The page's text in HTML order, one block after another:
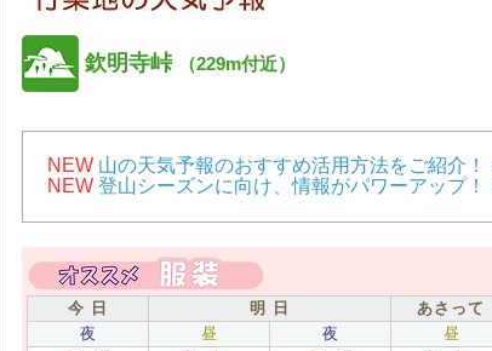
欽明寺峠 （229m付近）
NEW 山の天気予報のおすすめ活用方法をご紹介！
NEW 登山シーズンに向け、情報がパワーアップ！
今 日 明 日
あさって
夜
昼 夜 昼